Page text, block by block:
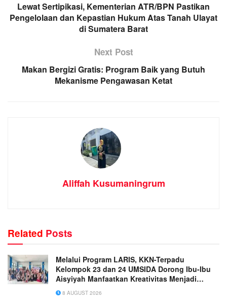
Lewat Sertipikasi, Kementerian ATR/BPN Pastikan
Pengelolaan dan Kepastian Hukum Atas Tanah Ulayat
di Sumatera Barat
Next Post
Makan Bergizi Gratis: Program Baik yang Butuh
Mekanisme Pengawasan Ketat
Aliffah Kusumaningrum
Related Posts
Melalui Program LARIS, KKN-Terpadu
Kelompok 23 dan 24 UMSIDA Dorong Ibu-Ibu
Aisyiyah Manfaatkan Kreativitas Menjadi
Peluang Usaha
8 AUGUST 2026